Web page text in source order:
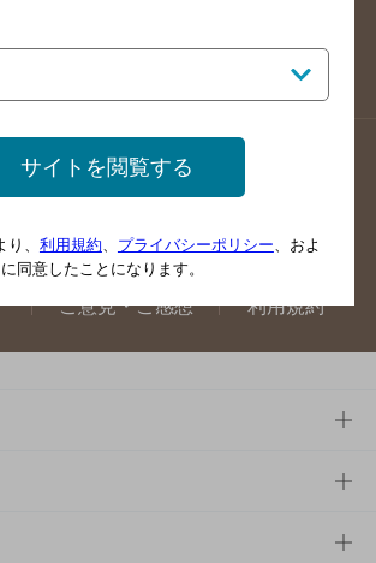
ご案内
店舗情報更新方法のご案内
掲載店舗様ログイン
ご意見・ご感想 利用規約
サイトを閲覧する
、 利用規約 プライバシーポリシー 、およ
同意したことになります。